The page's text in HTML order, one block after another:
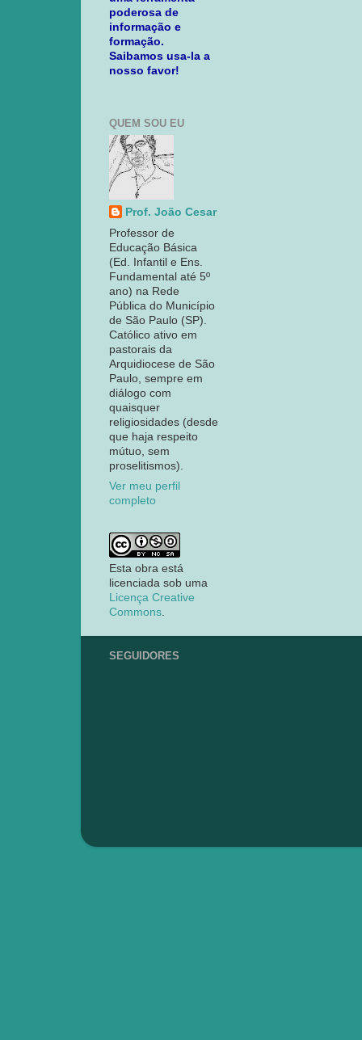
poderosa de
informação e
formação.
Saibamos usa-la a
nosso favor!
QUEM SOU EU
Prof. João Cesar
Professor de
Educação Básica
(Ed. Infantil e Ens.
Fundamental até 5º
ano) na Rede
Pública do Município
de São Paulo (SP).
Católico ativo em
pastorais da
Arquidiocese de São
Paulo, sempre em
diálogo com
quaisquer
religiosidades (desde
que haja respeito
mútuo, sem
proselitismos).
Ver meu perfil
completo
Esta obra está
licenciada sob uma
Licença Creative
Commons.
SEGUIDORES